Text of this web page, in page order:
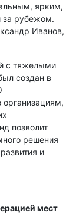
ярким,
за рубежом.
Иванов,
с тяжелыми
создан в
позволит
решения
и
мест